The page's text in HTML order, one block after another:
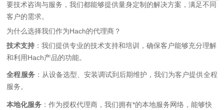
要技术咨询与服务，我们都能够提供量身定制的解决方案，满足不同
客户的需求。
为什么选择我们作为Hach的代理商？
技术支持 ：我们提供专业的技术支持和培训，确保客户能够充分理解
和利用Hach产品的功能。
全程服务：从设备选型、安装调试到后期维护，我们为客户提供全程
服务。
本地化服务 ：作为授权代理商，我们拥有*的本地服务网络，能够快